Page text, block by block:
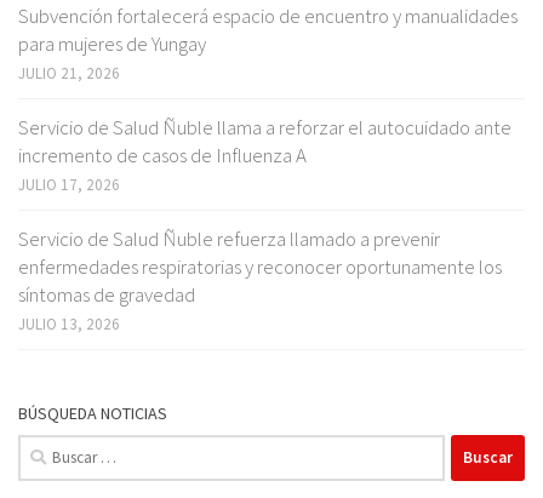
Subvención fortalecerá espacio de encuentro y manualidades
para mujeres de Yungay
JULIO 21, 2026
Servicio de Salud Ñuble llama a reforzar el autocuidado ante
incremento de casos de Influenza A
JULIO 17, 2026
Servicio de Salud Ñuble refuerza llamado a prevenir
enfermedades respiratorias y reconocer oportunamente los
síntomas de gravedad
JULIO 13, 2026
BÚSQUEDA NOTICIAS
Buscar: